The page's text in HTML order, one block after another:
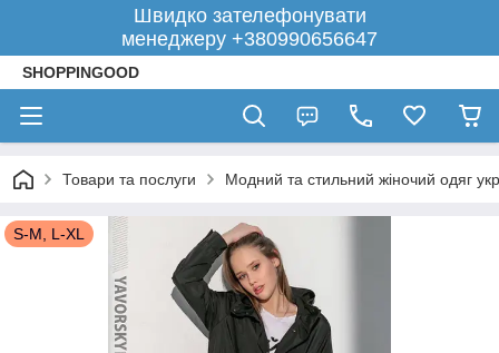
Швидко зателефонувати
менеджеру +380990656647
SHOPPINGOOD
Товари та послуги Модний та стильний жіночий одяг
S-M, L-XL